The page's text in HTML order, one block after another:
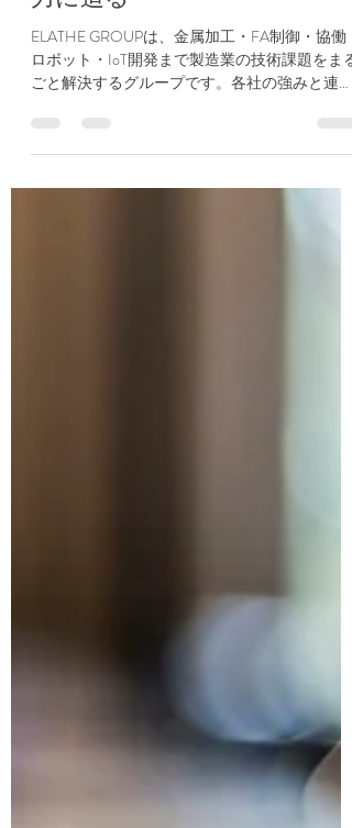
属加工×ロボット×制御の連携
力に迫る
ロボット・IoT開発まで製造業の技術課題をまる
ごと解決するグループです。各社の強みと連携